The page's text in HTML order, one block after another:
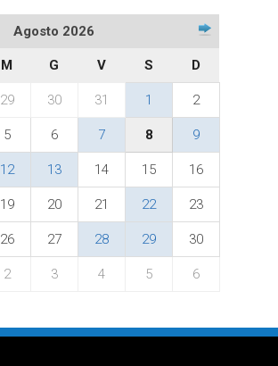
Agosto 2026
M G V S D
29 30 31 1 2
5 6 7 8 9
12 13 14 15 16
19 20 21 22 23
26 27 28 29 30
2 3 4 5 6